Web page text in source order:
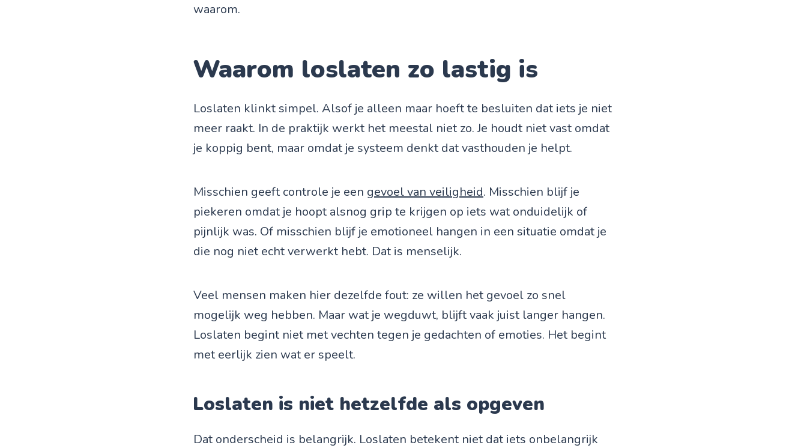
waarom.
Waarom loslaten zo lastig is
Loslaten klinkt simpel. Alsof je alleen maar hoeft te besluiten dat iets je niet
meer raakt. In de praktijk werkt het meestal niet zo. Je houdt niet vast omdat
je koppig bent, maar omdat je systeem denkt dat vasthouden je helpt.
Misschien geeft controle je een gevoel van veiligheid. Misschien blijf je
piekeren omdat je hoopt alsnog grip te krijgen op iets wat onduidelijk of
pijnlijk was. Of misschien blijf je emotioneel hangen in een situatie omdat je
die nog niet echt verwerkt hebt. Dat is menselijk.
Veel mensen maken hier dezelfde fout: ze willen het gevoel zo snel
mogelijk weg hebben. Maar wat je wegduwt, blijft vaak juist langer hangen.
Loslaten begint niet met vechten tegen je gedachten of emoties. Het begint
met eerlijk zien wat er speelt.
Loslaten is niet hetzelfde als opgeven
Dat onderscheid is belangrijk. Loslaten betekent niet dat iets onbelangrijk